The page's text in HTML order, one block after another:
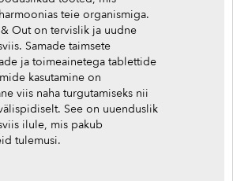
teie organismiga.
Out on tervislik ja uudne
Samade taimsete
ja toimeainetega tablettide
kasutamine on
viis naha turgutamiseks nii
See on uuenduslik
ilule, mis pakub
tulemusi.